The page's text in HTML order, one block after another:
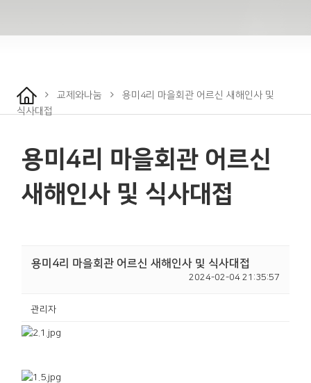
교제와나눔
용미4리 마을회관 어르신 새해인사 및
식사대접
용미4리 마을회관 어르신
새해인사 및 식사대접
용미4리 마을회관 어르신 새해인사 및 식사대접
2024-02-04 21:35:57
관리자